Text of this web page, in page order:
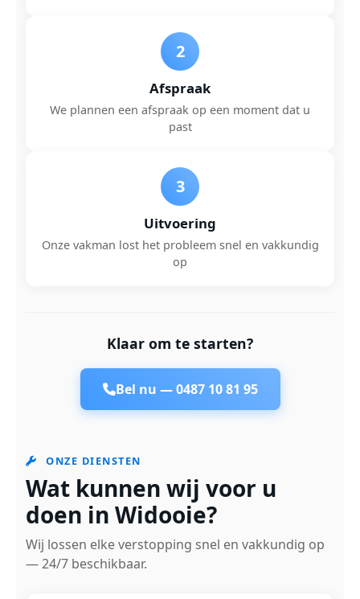
2
Afspraak
We plannen een afspraak op een moment dat u
past
3
Uitvoering
Onze vakman lost het probleem snel en vakkundig
op
Klaar om te starten?
Bel nu —0487 10 81 95
ONZE DIENSTEN
Wat kunnen wij voor u
doen in Widooie?
Wij lossen elke verstopping snel en vakkundig op
— 24/7 beschikbaar.